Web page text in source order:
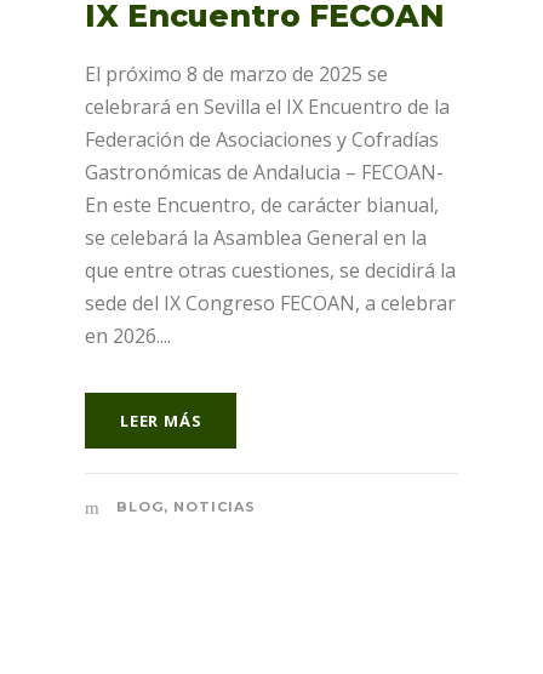
IX Encuentro FECOAN
El próximo 8 de marzo de 2025 se
celebrará en Sevilla el IX Encuentro de la
Federación de Asociaciones y Cofradías
Gastronómicas de Andalucia – FECOAN-
En este Encuentro, de carácter bianual,
se celebará la Asamblea General en la
que entre otras cuestiones, se decidirá la
sede del IX Congreso FECOAN, a celebrar
en 2026....
LEER MÁS
BLOG, NOTICIAS